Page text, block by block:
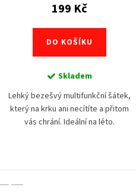
199 Kč
DO KOŠÍKU
Skladem
Lehký bezešvý multifunkční šátek,
který na krku ani necítíte a přitom
vás chrání. Ideální na léto.